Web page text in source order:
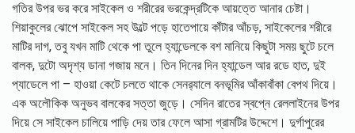
- Bhashatattwa
গতির উপর ভর করে সাইকেল ও শরীরের ভরকেন্দ্রটিকে আয়ত্তে আনার চেষ্টা।
শিয়াকুলের ঝোপে সাইকেল সহ উল্টে পড়ে হাতেপায়ে কাঁটার আঁচড়, সাইকেলের শরীরে
মাটির দাগ, তবু যখন মাটি থেকে পা তুলে হ্যান্ডেলকে বশ মানিয়ে কিছুটা সময় ছুটে চলে
বালক, দুটো অদৃশ্য ডানা গজায় মনে। তিন দিনের দিন হ্যান্ডেল আর রডে হাত, দুই
প্যাডেলে পা – হাওয়া কেটে চলতে থাকে সেনর‍্যালে বনভূমির আঁকাবাঁকা বেপথ দিয়ে।
এক অলৌকিক অনুভব বালকের সত্তা জুড়ে। সেদিন রাতের স্বপ্নে রেললাইনের উপর
দিয়ে সে সাইকেল চালিয়ে পাড়ি দেয় তার ফেলে আসা গ্রামটির উদ্দেশে। দুর্গাপুরের